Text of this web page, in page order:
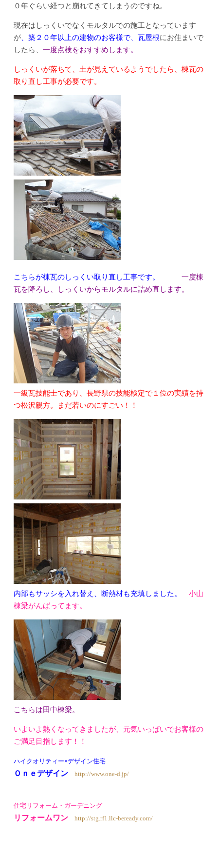
０年ぐらい経つと崩れてきてしまうのですね。
現在はしっくいでなくモルタルでの施工となっています
が、築２０年以上の建物のお客様で、瓦屋根にお住まいで
したら、 一度点検をおすすめします。
しっくいが落ちて、土が見えているようでしたら、棟瓦の
取り直し工事が必要です。
こちらが棟瓦のしっくい取り直し工事です。
一度棟
瓦を降ろし、しっくいからモルタルに詰め直します。
一級瓦技能士であり、長野県の技能検定で１位の実績を持
つ松沢親方。まだ若いのにすごい！！
内部もサッシを入れ替え、断熱材も充填しました。
小山
棟梁がんばってます。
こちらは田中棟梁。
いよいよ熱くなってきましたが、元気いっぱいでお客様の
ご満足目指します！！
ハイクオリティー×デザイン住宅
Ｏｎｅデザイン http://www.one-d.jp/
住宅リフォーム・ガーデニング
リフォームワン http://stg.rf1.llc-beready.com/